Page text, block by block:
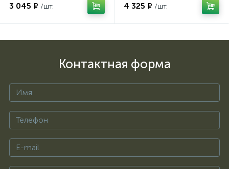
3 045 ₽ /шт. 4 325 ₽ /шт.
Контактная форма